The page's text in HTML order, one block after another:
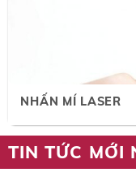
NHẤN MÍ LASER
TIN TỨC MỚI